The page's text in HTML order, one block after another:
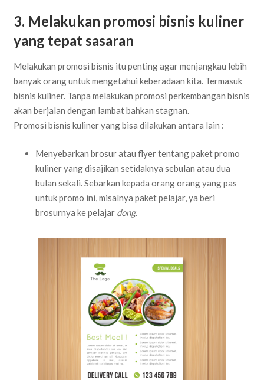
3. Melakukan promosi bisnis kuliner
yang tepat sasaran
Melakukan promosi bisnis itu penting agar menjangkau lebih
banyak orang untuk mengetahui keberadaan kita. Termasuk
bisnis kuliner. Tanpa melakukan promosi perkembangan bisnis
akan berjalan dengan lambat bahkan stagnan.
Promosi bisnis kuliner yang bisa dilakukan antara lain :
Menyebarkan brosur atau flyer tentang paket promo
kuliner yang disajikan setidaknya sebulan atau dua
bulan sekali. Sebarkan kepada orang orang yang pas
untuk promo ini, misalnya paket pelajar, ya beri
brosurnya ke pelajar dong.